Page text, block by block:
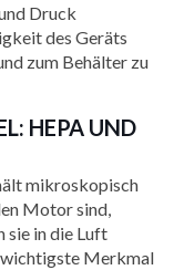
Druck
des Geräts
zum Behälter zu
HEPA UND
mikroskopisch
Motor sind,
sie in die Luft
wichtigste Merkmal